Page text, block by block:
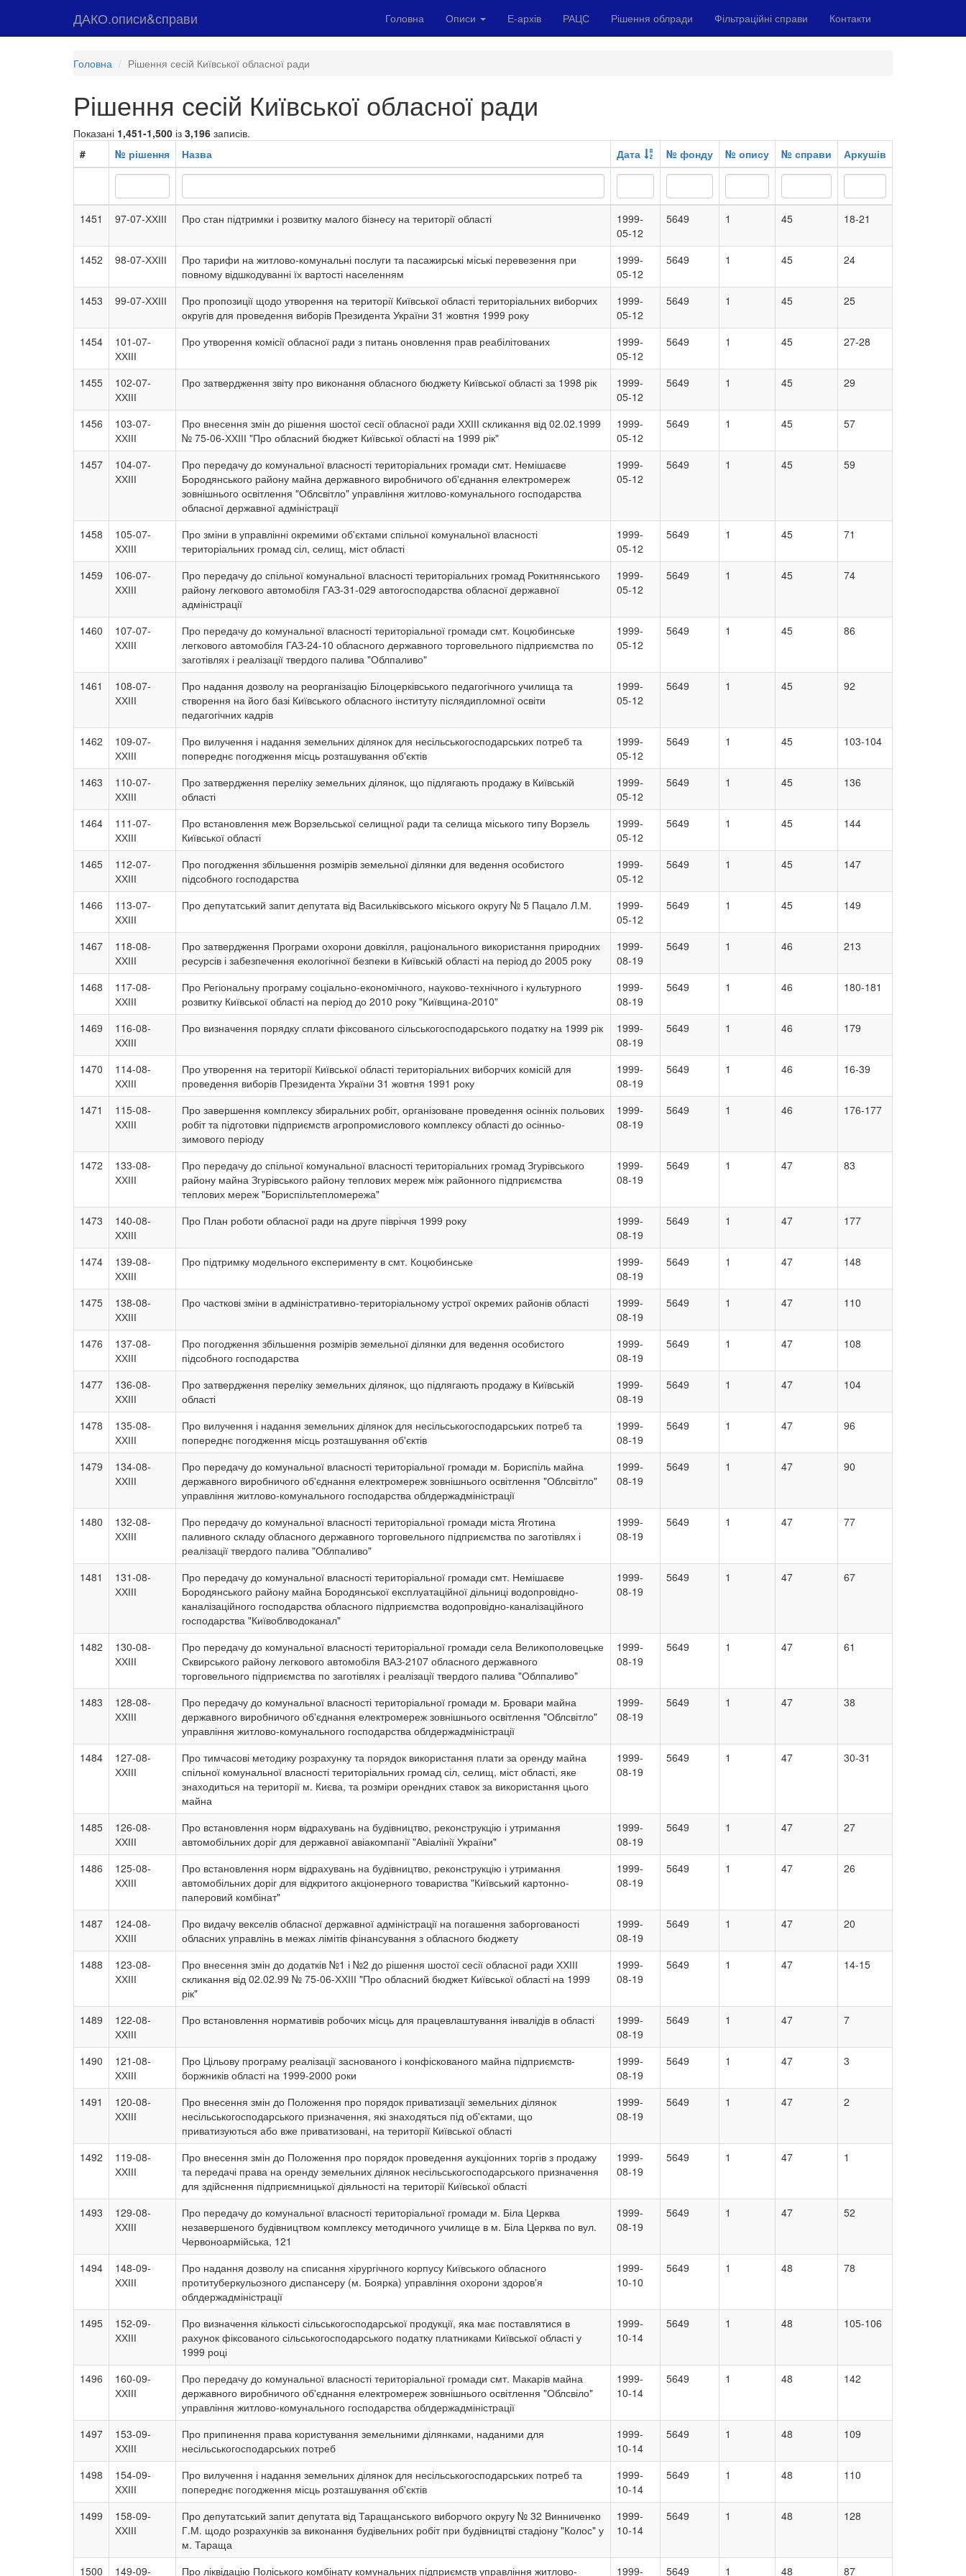
ДАКО.описи&справи Головна Описи Е-архів РАЦС Рішення облради Фільтраційні справи Контакти
Головна Рішення сесій Київської обласної ради
Рішення сесій Київської обласної ради
Показані 1,451-1,500 із 3,196 записів.
#
№ рішення Назва Дата № фонду № опису № справи Аркушів
1451 97-07-ХХІІІ Про стан підтримки і розвитку малого бізнесу на території області
1999-
05-12
5649 1 45 18-21
1452 98-07-ХХІІІ
Про тарифи на житлово-комунальні послуги та пасажирські міські перевезення при
повному відшкодуванні їх вартості населенням
1999-
05-12
5649 1 45 24
1453 99-07-ХХІІІ
Про пропозиції щодо утворення на території Київської області територіальних виборчих
округів для проведення виборів Президента України 31 жовтня 1999 року
1999-
05-12
5649 1 45 25
1454
101-07-
ХХІІІ
Про утворення комісії обласної ради з питань оновлення прав реабілітованих
1999-
05-12
5649 1 45 27-28
1455
102-07-
ХХІІІ
Про затвердження звіту про виконання обласного бюджету Київської області за 1998 рік
1999-
05-12
5649 1 45 29
1456
103-07-
ХХІІІ
Про внесення змін до рішення шостої сесії обласної ради ХХІІІ скликання від 02.02.1999
№ 75-06-ХХІІІ "Про обласний бюджет Київської області на 1999 рік"
1999-
05-12
5649 1 45 57
1457
104-07-
ХХІІІ
Про передачу до комунальної власності територіальних громади смт. Немішаєве
Бородянського району майна державного виробничого об'єднання електромереж
зовнішнього освітлення "Облсвітло" управління житлово-комунального господарства
обласної державної адміністрації
1999-
05-12
5649 1 45 59
1458
105-07-
ХХІІІ
Про зміни в управлінні окремими об'єктами спільної комунальної власності
територіальних громад сіл, селищ, міст області
1999-
05-12
5649 1 45 71
1459
106-07-
ХХІІІ
Про передачу до спільної комунальної власності територіальних громад Рокитнянського
району легкового автомобіля ГАЗ-31-029 автогосподарства обласної державної
адміністрації
1999-
05-12
5649 1 45 74
1460
107-07-
ХХІІІ
Про передачу до комунальної власності територіальної громади смт. Коцюбинське
легкового автомобіля ГАЗ-24-10 обласного державного торговельного підприємства по
заготівлях і реалізації твердого палива "Облпаливо"
1999-
05-12
5649 1 45 86
1461
108-07-
ХХІІІ
Про надання дозволу на реорганізацію Білоцерківського педагогічного училища та
створення на його базі Київського обласного інституту післядипломної освіти
педагогічних кадрів
1999-
05-12
5649 1 45 92
1462
109-07-
ХХІІІ
Про вилучення і надання земельних ділянок для несільськогосподарських потреб та
попереднє погодження місць розташування об'єктів
1999-
05-12
5649 1 45 103-104
1463
110-07-
ХХІІІ
Про затвердження переліку земельних ділянок, що підлягають продажу в Київській
області
1999-
05-12
5649 1 45 136
1464
111-07-
ХХІІІ
Про встановлення меж Ворзельської селищної ради та селища міського типу Ворзель
Київської області
1999-
05-12
5649 1 45 144
1465
112-07-
ХХІІІ
Про погодження збільшення розмірів земельної ділянки для ведення особистого
підсобного господарства
1999-
05-12
5649 1 45 147
1466
113-07-
ХХІІІ
Про депутатський запит депутата від Васильківського міського округу № 5 Пацало Л.М.
1999-
05-12
5649 1 45 149
1467
118-08-
ХХІІІ
Про затвердження Програми охорони довкілля, раціонального використання природних
ресурсів і забезпечення екологічної безпеки в Київській області на період до 2005 року
1999-
08-19
5649 1 46 213
1468
117-08-
ХХІІІ
Про Регіональну програму соціально-економічного, науково-технічного і культурного
розвитку Київської області на період до 2010 року "Київщина-2010"
1999-
08-19
5649 1 46 180-181
1469
116-08-
ХХІІІ
Про визначення порядку сплати фіксованого сільськогосподарського податку на 1999 рік
1999-
08-19
5649 1 46 179
1470
114-08-
ХХІІІ
Про утворення на території Київської області територіальних виборчих комісій для
проведення виборів Президента України 31 жовтня 1991 року
1999-
08-19
5649 1 46 16-39
1471
115-08-
ХХІІІ
Про завершення комплексу збиральних робіт, організоване проведення осінніх польових
робіт та підготовки підприємств агропромислового комплексу області до осінньо-
зимового періоду
1999-
08-19
5649 1 46 176-177
1472
133-08-
ХХІІІ
Про передачу до спільної комунальної власності територіальних громад Згурівського
району майна Згурівського району теплових мереж між районного підприємства
теплових мереж "Бориспільтепломережа"
1999-
08-19
5649 1 47 83
1473
140-08-
ХХІІІ
Про План роботи обласної ради на друге півріччя 1999 року
1999-
08-19
5649 1 47 177
1474
139-08-
ХХІІІ
Про підтримку модельного експерименту в смт. Коцюбинське
1999-
08-19
5649 1 47 148
1475
138-08-
ХХІІІ
Про часткові зміни в адміністративно-територіальному устрої окремих районів області
1999-
08-19
5649 1 47 110
1476
137-08-
ХХІІІ
Про погодження збільшення розмірів земельної ділянки для ведення особистого
підсобного господарства
1999-
08-19
5649 1 47 108
1477
136-08-
ХХІІІ
Про затвердження переліку земельних ділянок, що підлягають продажу в Київській
області
1999-
08-19
5649 1 47 104
1478
135-08-
ХХІІІ
Про вилучення і надання земельних ділянок для несільськогосподарських потреб та
попереднє погодження місць розташування об'єктів
1999-
08-19
5649 1 47 96
1479
134-08-
ХХІІІ
Про передачу до комунальної власності територіальної громади м. Бориспіль майна
державного виробничого об'єднання електромереж зовнішнього освітлення "Облсвітло"
управління житлово-комунального господарства облдержадміністрації
1999-
08-19
5649 1 47 90
1480
132-08-
ХХІІІ
Про передачу до комунальної власності територіальної громади міста Яготина
паливного складу обласного державного торговельного підприємства по заготівлях і
реалізації твердого палива "Облпаливо"
1999-
08-19
5649 1 47 77
1481
131-08-
ХХІІІ
Про передачу до комунальної власності територіальної громади смт. Немішаєве
Бородянського району майна Бородянської експлуатаційної дільниці водопровідно-
каналізаційного господарства обласного підприємства водопровідно-каналізаційного
господарства "Київоблводоканал"
1999-
08-19
5649 1 47 67
1482
130-08-
ХХІІІ
Про передачу до комунальної власності територіальної громади села Великополовецьке
Сквирського району легкового автомобіля ВАЗ-2107 обласного державного
торговельного підприємства по заготівлях і реалізації твердого палива "Облпаливо"
1999-
08-19
5649 1 47 61
1483
128-08-
ХХІІІ
Про передачу до комунальної власності територіальної громади м. Бровари майна
державного виробничого об'єднання електромереж зовнішнього освітлення "Облсвітло"
управління житлово-комунального господарства облдержадміністрації
1999-
08-19
5649 1 47 38
1484
127-08-
ХХІІІ
Про тимчасові методику розрахунку та порядок використання плати за оренду майна
спільної комунальної власності територіальних громад сіл, селищ, міст області, яке
знаходиться на території м. Києва, та розміри орендних ставок за використання цього
майна
1999-
08-19
5649 1 47 30-31
1485
126-08-
ХХІІІ
Про встановлення норм відрахувань на будівництво, реконструкцію і утримання
автомобільних доріг для державної авіакомпанії "Авіалінії України"
1999-
08-19
5649 1 47 27
1486
125-08-
ХХІІІ
Про встановлення норм відрахувань на будівництво, реконструкцію і утримання
автомобільних доріг для відкритого акціонерного товариства "Київський картонно-
паперовий комбінат"
1999-
08-19
5649 1 47 26
1487
124-08-
ХХІІІ
Про видачу векселів обласної державної адміністрації на погашення заборгованості
обласних управлінь в межах лімітів фінансування з обласного бюджету
1999-
08-19
5649 1 47 20
1488
123-08-
ХХІІІ
Про внесення змін до додатків №1 і №2 до рішення шостої сесії обласної ради ХХІІІ
скликання від 02.02.99 № 75-06-ХХІІІ "Про обласний бюджет Київської області на 1999
рік"
1999-
08-19
5649 1 47 14-15
1489
122-08-
ХХІІІ
Про встановлення нормативів робочих місць для працевлаштування інвалідів в області
1999-
08-19
5649 1 47 7
1490
121-08-
ХХІІІ
Про Цільову програму реалізації заснованого і конфіскованого майна підприємств-
боржників області на 1999-2000 роки
1999-
08-19
5649 1 47 3
1491
120-08-
ХХІІІ
Про внесення змін до Положення про порядок приватизації земельних ділянок
несільськогосподарського призначення, які знаходяться під об'єктами, що
приватизуються або вже приватизовані, на території Київської області
1999-
08-19
5649 1 47 2
1492
119-08-
ХХІІІ
Про внесення змін до Положення про порядок проведення аукціонних торгів з продажу
та передачі права на оренду земельних ділянок несільськогосподарського призначення
для здійснення підприємницької діяльності на території Київської області
1999-
08-19
5649 1 47 1
1493
129-08-
ХХІІІ
Про передачу до комунальної власності територіальної громади м. Біла Церква
незавершеного будівництвом комплексу методичного училище в м. Біла Церква по вул.
Червоноармійська, 121
1999-
08-19
5649 1 47 52
1494
148-09-
ХХІІІ
Про надання дозволу на списання хірургічного корпусу Київського обласного
протитуберкульозного диспансеру (м. Боярка) управління охорони здоров'я
облдержадміністрації
1999-
10-10
5649 1 48 78
1495
152-09-
ХХІІІ
Про визначення кількості сільськогосподарської продукції, яка має поставлятися в
рахунок фіксованого сільськогосподарського податку платниками Київської області у
1999 році
1999-
10-14
5649 1 48 105-106
1496
160-09-
ХХІІІ
Про передачу до комунальної власності територіальної громади смт. Макарів майна
державного виробничого об'єднання електромереж зовнішнього освітлення "Облсвіло"
управління житлово-комунального господарства облдержадміністрації
1999-
10-14
5649 1 48 142
1497
153-09-
ХХІІІ
Про припинення права користування земельними ділянками, наданими для
несільськогосподарських потреб
1999-
10-14
5649 1 48 109
1498
154-09-
ХХІІІ
Про вилучення і надання земельних ділянок для несільськогосподарських потреб та
попереднє погодження місць розташування об'єктів
1999-
10-14
5649 1 48 110
1499
158-09-
ХХІІІ
Про депутатський запит депутата від Таращанського виборчого округу № 32 Винниченко
Г.М. щодо розрахунків за виконання будівельних робіт при будівництві стадіону "Колос" у
м. Тараща
1999-
10-14
5649 1 48 128
1500 149-09- Про ліквідацію Поліського комбінату комунальних підприємств управління житлово- 1999- 5649 1 48 87